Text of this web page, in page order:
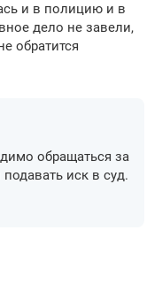
и в полицию и в
дело не завели,
обратится
обращаться за
иск в суд.